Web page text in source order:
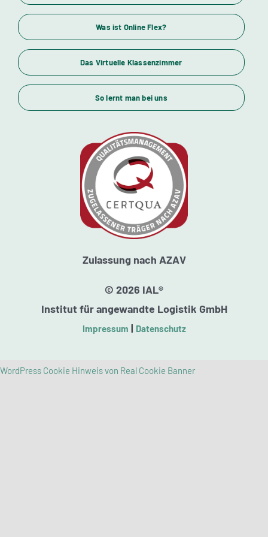
Wirtschaftsfachwirte und Industriemeister
Themenübersicht
Standorte
Was ist Online Flex?
Das Virtuelle Klassenzimmer
So lernt man bei uns
Zulassung nach AZAV
© 2026 IAL®
Institut für angewandte Logistik GmbH
Impressum | Datenschutz
WordPress Cookie Hinweis von Real Cookie Banner